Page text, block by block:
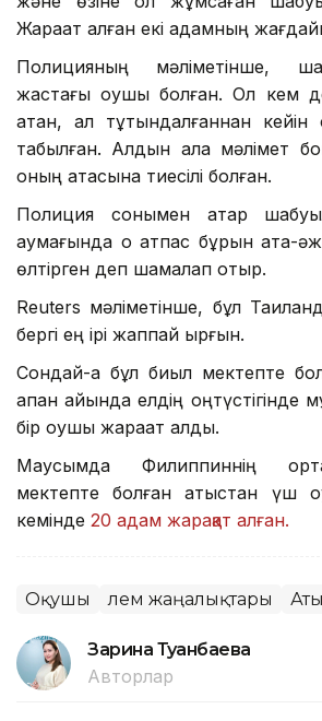
Жарақат алған екі адамның
Полицияның мәліметінше,
жастағы оқушы болған. Ол кем
атқан, ал тұтқындалғаннан
табылған. Алдын ала мәлімет
оның атасына тиесілі болған.
Полиция сонымен қатар
аумағында оқ атпас бұрын ата-
өлтірген деп шамалап отыр.
Reuters мәліметінше, бұл
бергі ең ірі жаппай қырғын.
Сондай-ақ бұл биыл мектепте
ақпан айында елдің оңтүстігінде
бір оқушы жарақат алды.
Маусымда Филиппиннің
мектепте болған атыстан үш
кемінде 20 адам жарақат алған.
Оқушы Әлем жаңалықтары
Зарина Туғанбаева
Авторлар